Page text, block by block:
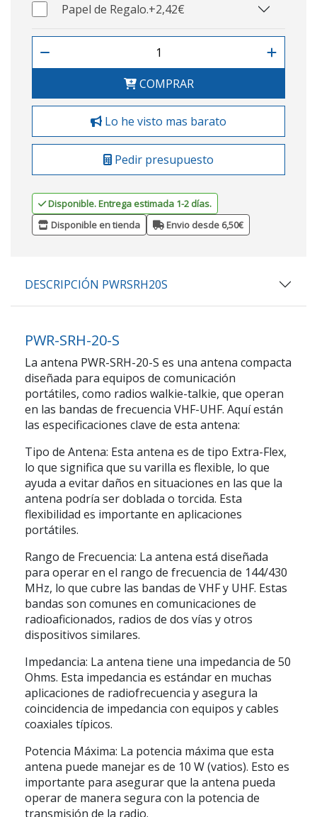
Papel de Regalo.+2,42€
COMPRAR
Lo he visto mas barato
Pedir presupuesto
Disponible. Entrega estimada 1-2 días.
Disponible en tienda
Envio desde 6,50€
DESCRIPCIÓN PWRSRH20S
PWR-SRH-20-S
La antena PWR-SRH-20-S es una antena compacta
diseñada para equipos de comunicación
portátiles, como radios walkie-talkie, que operan
en las bandas de frecuencia VHF-UHF. Aquí están
las especificaciones clave de esta antena:
Tipo de Antena: Esta antena es de tipo Extra-Flex,
lo que significa que su varilla es flexible, lo que
ayuda a evitar daños en situaciones en las que la
antena podría ser doblada o torcida. Esta
flexibilidad es importante en aplicaciones
portátiles.
Rango de Frecuencia: La antena está diseñada
para operar en el rango de frecuencia de 144/430
MHz, lo que cubre las bandas de VHF y UHF. Estas
bandas son comunes en comunicaciones de
radioaficionados, radios de dos vías y otros
dispositivos similares.
Impedancia: La antena tiene una impedancia de 50
Ohms. Esta impedancia es estándar en muchas
aplicaciones de radiofrecuencia y asegura la
coincidencia de impedancia con equipos y cables
coaxiales típicos.
Potencia Máxima: La potencia máxima que esta
antena puede manejar es de 10 W (vatios). Esto es
importante para asegurar que la antena pueda
operar de manera segura con la potencia de
transmisión de la radio.